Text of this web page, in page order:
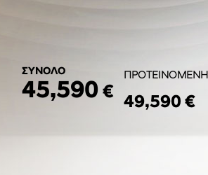
49,590 €
ΣΥΝΟΛΟ
45,590 €